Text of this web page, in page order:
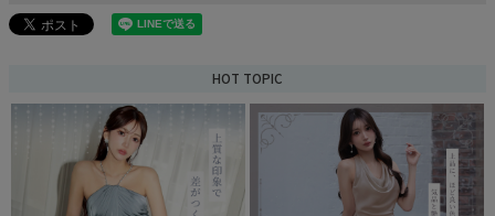
HOT TOPIC